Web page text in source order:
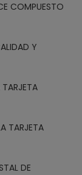
COMPUESTO
Y
TARJETA
TARJETA
DE